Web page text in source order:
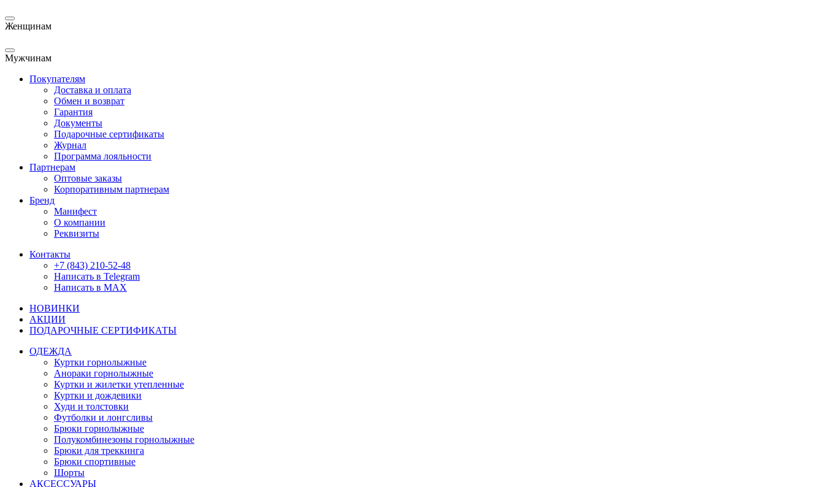
Женщинам
Мужчинам
Покупателям
Доставка и оплата
Обмен и возврат
Гарантия
Документы
Подарочные сертификаты
Журнал
Программа лояльности
Партнерам
Оптовые заказы
Корпоративным партнерам
Бренд
Манифест
О компании
Реквизиты
Контакты
+7 (843) 210-52-48
Написать в Telegram
Написать в MAX
НОВИНКИ
АКЦИИ
ПОДАРОЧНЫЕ СЕРТИФИКАТЫ
ОДЕЖДА
Куртки горнолыжные
Анораки горнолыжные
Куртки и жилетки утепленные
Куртки и дождевики
Худи и толстовки
Футболки и лонгсливы
Брюки горнолыжные
Полукомбинезоны горнолыжные
Брюки для треккинга
Брюки спортивные
Шорты
АКСЕССУАРЫ